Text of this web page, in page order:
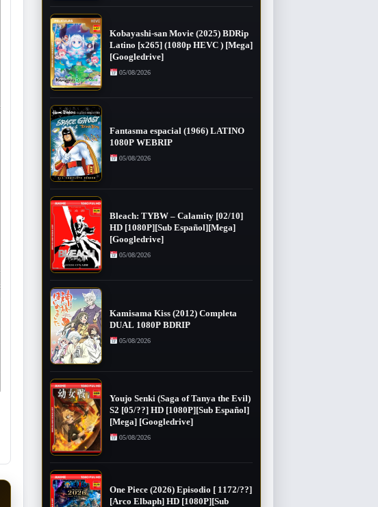
Kobayashi-san Movie (2025) BDRip
Latino [x265] (1080p HEVC ) [Mega]
[Googledrive]
05/08/2026
Fantasma espacial (1966) LATINO
1080P WEBRIP
05/08/2026
Bleach: TYBW – Calamity [02/10]
HD [1080P][Sub Español][Mega]
[Googledrive]
05/08/2026
Kamisama Kiss (2012) Completa
DUAL 1080P BDRIP
05/08/2026
Youjo Senki (Saga of Tanya the Evil)
S2 [05/??] HD [1080P][Sub Español]
[Mega] [Googledrive]
05/08/2026
One Piece (2026) Episodio [ 1172/??]
[Arco Elbaph] HD [1080P][Sub